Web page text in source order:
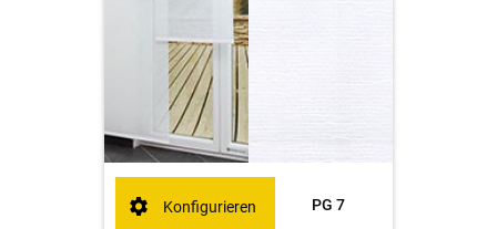
PG 7
Konfigurieren